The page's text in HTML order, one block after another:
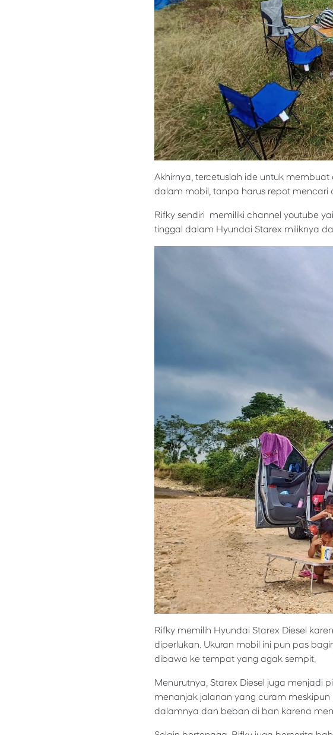
Akhirnya, tercetuslah ide untuk
dalam mobil, tanpa harus repot mencari
Rifky sendiri memiliki channel youtube
tinggal dalam Hyundai Starex miliknya
Rifky memilih Hyundai Starex Diesel
diperlukan. Ukuran mobil ini pun pas
dibawa ke tempat yang agak sempit.
Menurutnya, Starex Diesel juga menjadi
menanjak jalanan yang curam
dalamnya dan beban di ban karena